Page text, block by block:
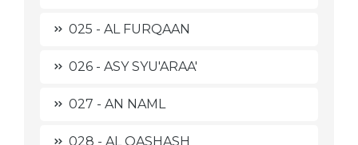
025 - AL FURQAAN
026 - ASY SYU'ARAA'
027 - AN NAML
028 - AL QASHASH